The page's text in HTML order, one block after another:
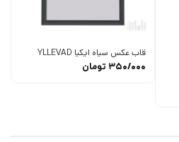
قاب عکس سیاه ایکیا YLLEVAD
350/000 تومان